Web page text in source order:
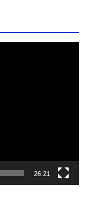
26:21